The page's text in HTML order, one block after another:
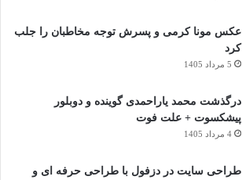
عکس مونا کرمی و پسرش توجه مخاطبان را جلب
کرد
5 مرداد 1405
درگذشت محمد یاراحمدی گوینده و دوبلور
پیشکسوت + علت فوت
4 مرداد 1405
طراحی سایت در دزفول با طراحی حرفه‌ ای و